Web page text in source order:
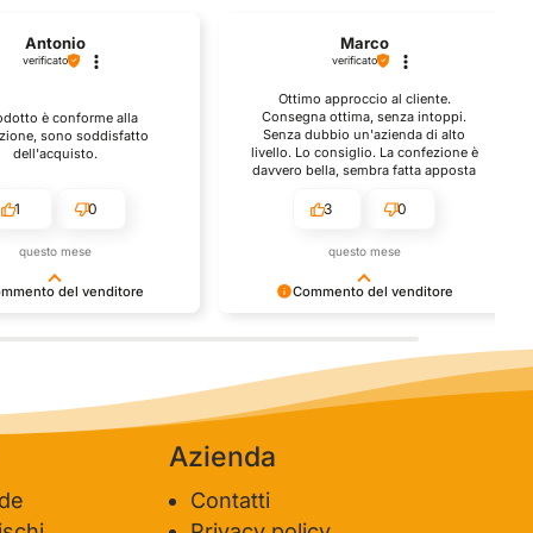
del venditore
Antonio
verificato
è conforme alla
sono soddisfatto
dell'acquisto.
1 0
questo mese
Commento del venditore
fantastica recensione! Lavoriamo
sodo per soddisfare le esigenze di
clienti come te, e siamo contenti di
esserci riusciti. Speriamo che tornerai
Marco
verificato
Ottimo approccio al cliente.
Consegna ottima, senza intoppi.
Senza dubbio un'azienda di alto
livello. Lo consiglio. La confezione è
davvero bella, sembra fatta apposta
3 0
questo mese
Azienda
Contatti